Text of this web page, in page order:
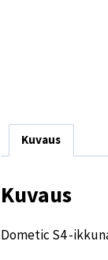
Kuvaus
Kuvaus
Dometic S4 -